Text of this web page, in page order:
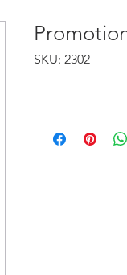
SKU: 2302